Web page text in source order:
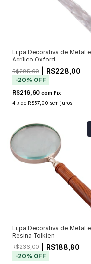
Lupa Decorativa de Metal e
Acrílico Oxford
R$285,00 | R$228,00
-20% OFF
R$216,60 com Pix
4 x de R$57,00 sem juros
Lupa Decorativa de Metal e
Resina Tolkien
R$236,00 | R$188,80
-20% OFF